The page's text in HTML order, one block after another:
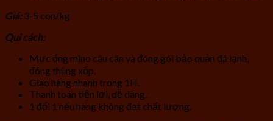
Giá:3-5 con/kg
Qui cách:
Mực ống mino câu cân và đóng gói bảo quản đá lạnh,
đóng thùng xốp.
Giao hàng nhanh trong 1H.
Thanh toán tiện lợi, dễ dàng.
1 đổi 1 nếu hàng không đạt chất lượng.